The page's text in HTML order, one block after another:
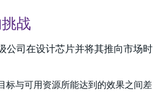
战
公司在设计芯片并将其推向市场时
标与可用资源所能达到的效果之间差